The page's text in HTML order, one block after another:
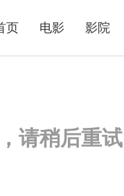
页 电影 影院
请稍后重试